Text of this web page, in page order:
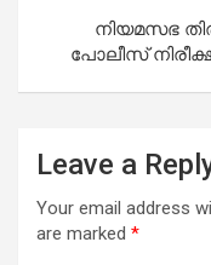
നിയമസഭ
പോലീസ്
Leave a
Your email address
are marked *